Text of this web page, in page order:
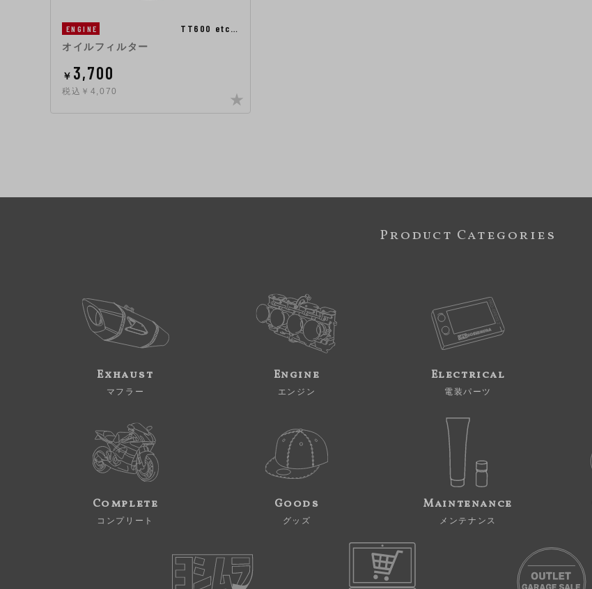
ENGINE TT600 etc…
オイルフィルター
￥ 3,700
税込￥4,070
Product Categories
Exhaust
マフラー
Engine
エンジン
Electrical
電装パーツ
Complete
コンプリート
Goods
グッズ
Maintenance
メンテナンス